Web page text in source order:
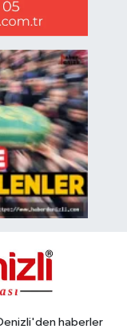
haberler